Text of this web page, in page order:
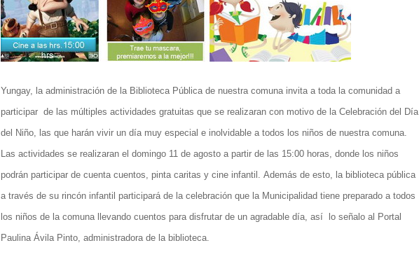
Yungay, la administración de la Biblioteca Pública de nuestra comuna invita a toda la comunidad a
participar de las múltiples actividades gratuitas que se realizaran con motivo de la Celebración del Día
del Niño, las que harán vivir un día muy especial e inolvidable a todos los niños de nuestra comuna.
Las actividades se realizaran el domingo 11 de agosto a partir de las 15:00 horas, donde los niños
podrán participar de cuenta cuentos, pinta caritas y cine infantil. Además de esto, la biblioteca pública
a través de su rincón infantil participará de la celebración que la Municipalidad tiene preparado a todos
los niños de la comuna llevando cuentos para disfrutar de un agradable día, así lo señalo al Portal
Paulina Ávila Pinto, administradora de la biblioteca.